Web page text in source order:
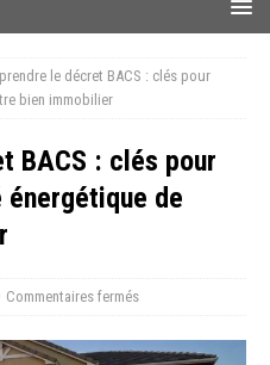
le décret BACS : clés pour
bien immobilier
BACS : clés pour
de
Commentaires fermés